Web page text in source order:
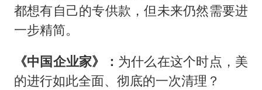
都想有自己的专供款，但未来仍然需要进
一步精简。
《中国企业家》： 为什么在这个时点，美
的进行如此全面、彻底的一次清理？